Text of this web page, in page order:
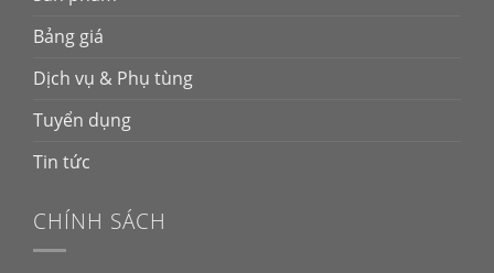
Bảng giá
Dịch vụ & Phụ tùng
Tuyển dụng
Tin tức
CHÍNH SÁCH